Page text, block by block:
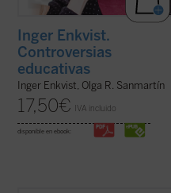
Inger Enkvist.
Controversias
educativas
Inger Enkvist, Olga R. Sanmartín
17,50€ IVA incluido
disponible en ebook: